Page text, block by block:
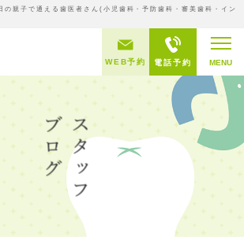
の親子で通える歯医者さん(小児歯科・予防歯科・審美歯科・イン
MENU
電話予約
WEB予約